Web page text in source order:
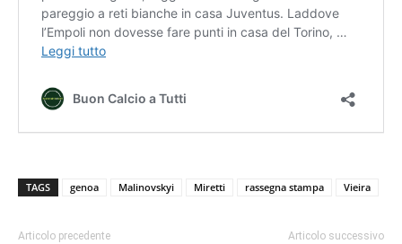
TAGS genoa Malinovskyi Miretti rassegna stampa Vieira
Articolo precedente Articolo successivo